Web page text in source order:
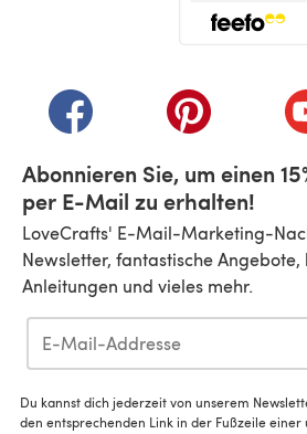
(öffnet sich in einem neuen
(öffnet sich in
Abonnieren Sie, um einen
per E-Mail zu erhalten!
LoveCrafts' E-Mail-Marketing-
Newsletter, fantastische Angebote,
Anleitungen und vieles mehr.
Du kannst dich jederzeit von unserem
den entsprechenden Link in der Fußzeile einer